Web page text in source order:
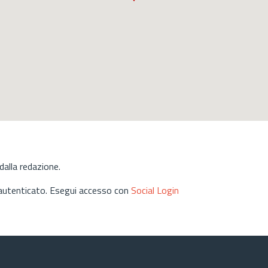
redazione.
Esegui accesso con Social Login